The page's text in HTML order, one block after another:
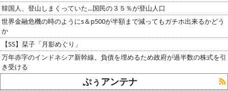
韓国人、登山しまくっていた…国民の３５％が登山人口
世界金融危機の時のようにs＆p500が半額まで減ってもガチホ出来るかどう
か
【SS】栞子「月影めぐり」
万年赤字のインドネシア新幹線。負債を埋めるため政府が過半数の株式を引
き受ける
ぷぅアンテナ